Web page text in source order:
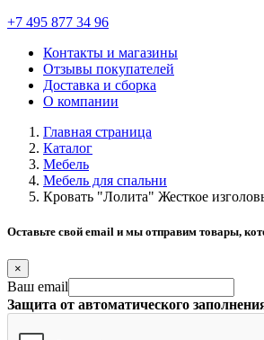
+7 495 877 34 96
Контакты и магазины
Отзывы покупателей
Доставка и сборка
О компании
Главная страница
Каталог
Мебель
Мебель для спальни
Кровать "Лолита" Жесткое
Оставьте свой email и мы отправим товары,
×
Ваш email
Защита от автоматического